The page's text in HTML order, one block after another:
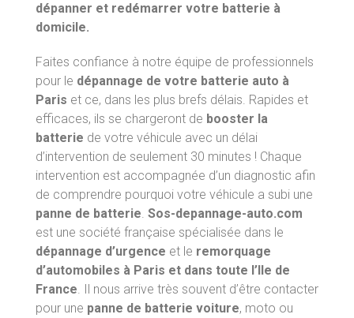
dépanner et redémarrer votre batterie à
domicile.
Faites confiance à notre équipe de professionnels
pour le dépannage de votre batterie auto à
Paris et ce, dans les plus brefs délais. Rapides et
efficaces, ils se chargeront de booster la
batterie de votre véhicule avec un délai
d’intervention de seulement 30 minutes ! Chaque
intervention est accompagnée d’un diagnostic afin
de comprendre pourquoi votre véhicule a subi une
panne de batterie. Sos-depannage-auto.com
est une société française spécialisée dans le
dépannage d’urgence et le remorquage
d’automobiles à Paris et dans toute l’Ile de
France. Il nous arrive très souvent d’être contacter
pour une panne de batterie voiture, moto ou